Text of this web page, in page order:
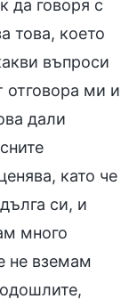
да говоря с
това, което
въпроси
отговора ми и
дали
като че
си, и
много
не вземам